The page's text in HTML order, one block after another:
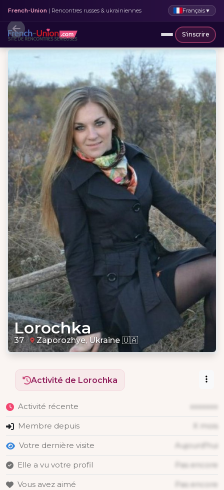
French-Union | Rencontres russes & ukrainiennes Français▼
S'inscrire
Lorochka
37 Zaporozhye, Ukraine 🇺🇦
Activité de Lorochka
Activité récente xxxxxxx
Membre depuis X mois
Votre dernière visite Aujourd'hui
Elle a vu votre profil Pas encore
Vous avez aimé Pas encore